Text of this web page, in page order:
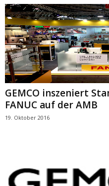
GEMCO inszeniert
FANUC auf der AMB
19. Oktober 2016